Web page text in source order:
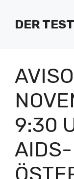
Inhalt
springen
DER
9:30